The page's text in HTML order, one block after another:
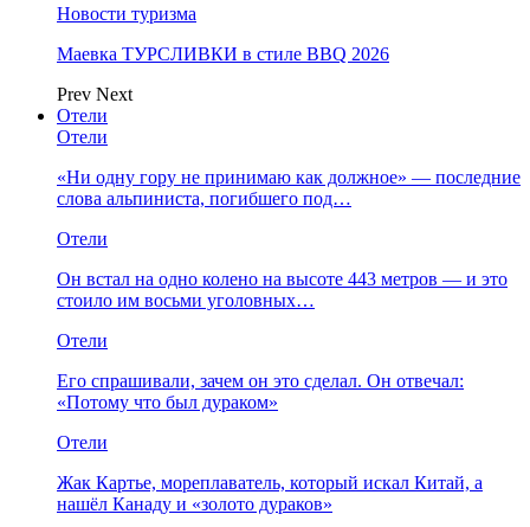
Новости туризма
Маевка ТУРСЛИВКИ в стиле BBQ 2026
Prev Next
Отели
Отели
«Ни одну гору не принимаю как должное» — последние
слова альпиниста, погибшего под…
Отели
Он встал на одно колено на высоте 443 метров — и это
стоило им восьми уголовных…
Отели
Его спрашивали, зачем он это сделал. Он отвечал:
«Потому что был дураком»
Отели
Жак Картье, мореплаватель, который искал Китай, а
нашёл Канаду и «золото дураков»